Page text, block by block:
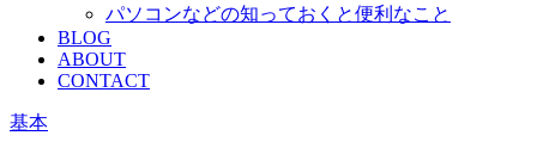
パソコンなどの知っておくと便利なこと
BLOG
ABOUT
CONTACT
基本